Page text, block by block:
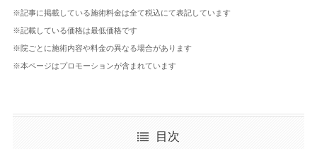
※記事に掲載している施術料金は全て税込にて表記しています
※記載している価格は最低価格です
※院ごとに施術内容や料金の異なる場合があります
※本ページはプロモーションが含まれています
目次